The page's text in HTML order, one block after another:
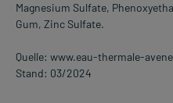
Magnesium Sulfate,
Gum, Zinc Sulfate.
Quelle: www.eau-thermale-
Stand: 03/2024